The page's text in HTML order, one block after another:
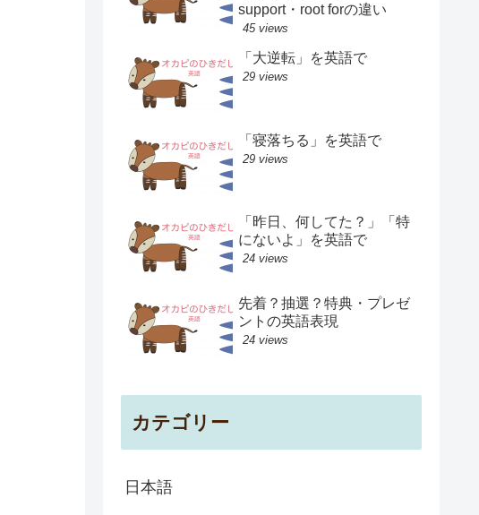
support・root forの違い
45 views
「大逆転」を英語で
29 views
「寝落ちる」を英語で
29 views
「昨日、何してた？」「特
にないよ」を英語で
24 views
先着？抽選？特典・プレゼ
ントの英語表現
24 views
カテゴリー
日本語